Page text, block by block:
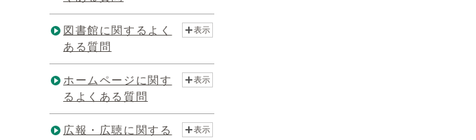
図書館に関するよく
ある質問
表示
ホームページに関す
るよくある質問
表示
広報・広聴に関する
表示